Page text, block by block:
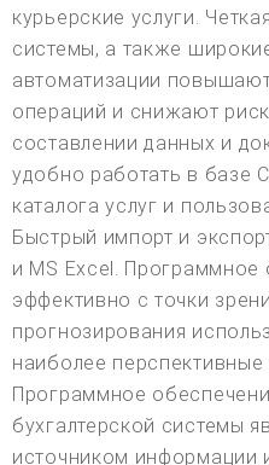
курьерские услуги.
системы, а также
автоматизации
операций и снижают
составлении данных и
удобно работать в базе
каталога услуг и
Быстрый импорт и
и MS Excel. Программное
эффективно с точки
прогнозирования
наиболее
Программное
бухгалтерской системы
источником информации